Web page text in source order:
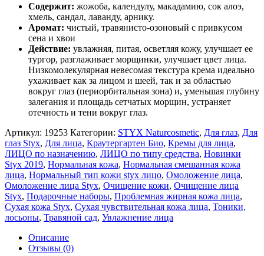
Содержит: жожоба, календулу, макадамию, сок алоэ,
хмель, сандал, лаванду, арнику.
Аромат: чистый, травянисто-озоновый с привкусом
сена и хвои
Действие: увлажняя, питая, осветляя кожу, улучшает ее
тургор, разглаживает морщинки, улучшает цвет лица.
Низкомолекулярная невесомая текстура крема идеально
ухаживает как за лицом и шеей, так и за областью
вокруг глаз (периорбитальная зона) и, уменьшая глубину
залегания и площадь сетчатых морщин, устраняет
отечность и тени вокруг глаз.
Артикул: 19253 Категории: STYX Naturcosmetic, Для глаз, Для
глаз Styx, Для лица, Краутергартен Био, Кремы для лица,
ЛИЦО по назначению, ЛИЦО по типу средства, Новинки
Styx 2019, Нормальная кожа, Нормальная смешанная кожа
лица, Нормальный тип кожи styx лицо, Омоложение лица,
Омоложение лица Styx, Очищение кожи, Очищение лица
Styx, Подарочные наборы, Проблемная жирная кожа лица,
Сухая кожа Styx, Сухая чувствительная кожа лица, Тоники,
лосьоны, Травяной сад, Увлажнение лица
Описание
Отзывы (0)